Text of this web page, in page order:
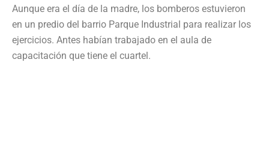
Aunque era el día de la madre, los bomberos estuvieron
en un predio del barrio Parque Industrial para realizar los
ejercicios. Antes habían trabajado en el aula de
capacitación que tiene el cuartel.